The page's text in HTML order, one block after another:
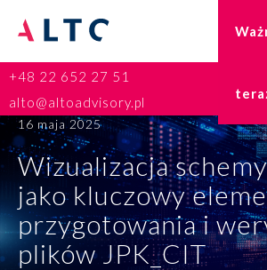
Doradztwo
Kadry i
+48 22 652 27 51
alto@altoadvisory.pl
16 maja 2025
Wizualizacja
jako kluczowy
przygotowania i
plików JPK_CIT